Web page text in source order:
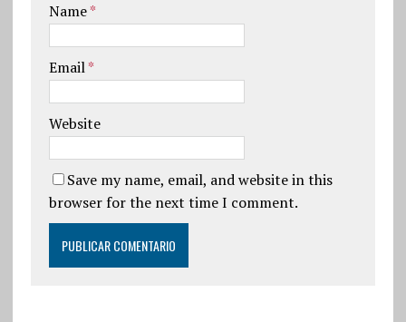
Name*
Email*
Website
Save my name, email, and website in this
browser for the next time I comment.